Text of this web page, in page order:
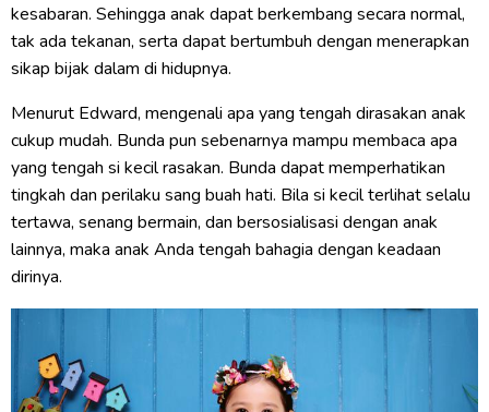
kesabaran. Sehingga anak dapat berkembang secara normal,
tak ada tekanan, serta dapat bertumbuh dengan menerapkan
sikap bijak dalam di hidupnya.
Menurut Edward, mengenali apa yang tengah dirasakan anak
cukup mudah. Bunda pun sebenarnya mampu membaca apa
yang tengah si kecil rasakan. Bunda dapat memperhatikan
tingkah dan perilaku sang buah hati. Bila si kecil terlihat selalu
tertawa, senang bermain, dan bersosialisasi dengan anak
lainnya, maka anak Anda tengah bahagia dengan keadaan
dirinya.